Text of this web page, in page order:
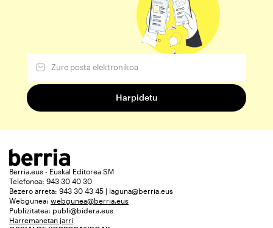
Berria.eus - Euskal Editorea SM
Telefonoa: 943 30 40 30
Bezero arreta: 943 30 43 45 | laguna@berria.eus
Webgunea: webgunea@berria.eus
Publizitatea: publi@bidera.eus
Harremanetan jarri